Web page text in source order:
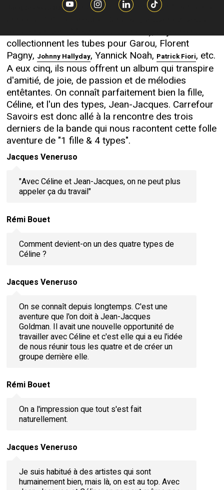
Jacques Veneruso. A eux trois, ils formaient dans les
collectionnent les tubes pour Garou, Florent
Pagny, Johnny Hallyday, Yannick Noah, Patrick Fiori, etc.
A eux cinq, ils nous offrent un album qui transpire
d'amitié, de joie, de passion et de mélodies
entêtantes. On connaît parfaitement bien la fille,
Céline, et l'un des types, Jean-Jacques. Carrefour
Savoirs est donc allé à la rencontre des trois
derniers de la bande qui nous racontent cette folle
aventure de "1 fille & 4 types".
Jacques Veneruso
"Avec Céline et Jean-Jacques, on ne peut plus
appeler ça du travail"
Rémi Bouet
Comment devient-on un des quatre types de
Céline ?
Jacques Veneruso
On se connaît depuis longtemps. C'est une
aventure que l'on doit à Jean-Jacques
Goldman. Il avait une nouvelle opportunité de
travailler avec Céline et c'est elle qui a eu l'idée
de nous réunir tous les quatre et de créer un
groupe derrière elle.
Rémi Bouet
On a l'impression que tout s'est fait
naturellement.
Jacques Veneruso
Je suis habitué à des artistes qui sont
humainement bien, mais là, on est au top. Avec